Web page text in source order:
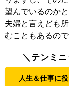
望んでいるのか
夫婦と言えども
むこともあるの
＼テンミ
人生＆仕事に